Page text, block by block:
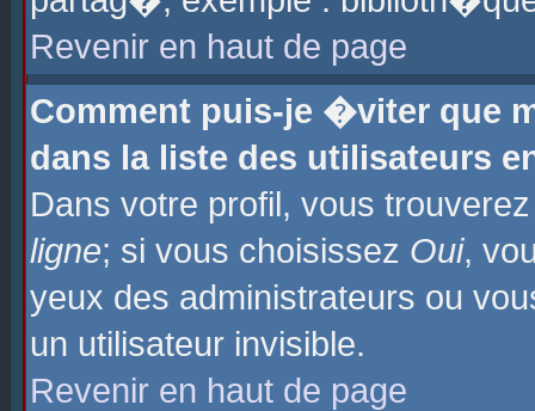
Revenir en haut de page
Comment puis-je �viter que
dans la liste des utilisateurs
Dans votre profil, vous
ligne; si vous choisissez Oui,
yeux des administrateurs ou
un utilisateur invisible.
Revenir en haut de page